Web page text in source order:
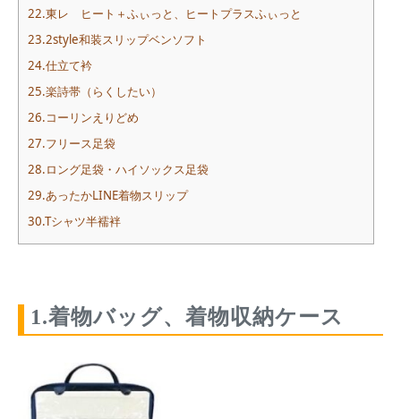
22.東レ ヒート＋ふぃっと、ヒートプラスふぃっと
23.2style和装スリップベンソフト
24.仕立て衿
25.楽詩帯（らくしたい）
26.コーリンえりどめ
27.フリース足袋
28.ロング足袋・ハイソックス足袋
29.あったかLINE着物スリップ
30.Tシャツ半襦袢
1.着物バッグ、着物収納ケース